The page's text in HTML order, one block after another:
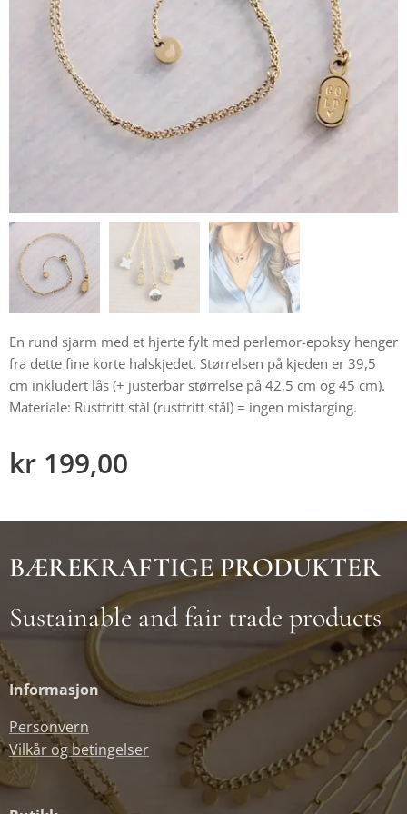
En rund sjarm med et hjerte fylt med perlemor-epoksy henger
fra dette fine korte halskjedet. Størrelsen på kjeden er 39,5
cm inkludert lås (+ justerbar størrelse på 42,5 cm og 45 cm).
Materiale: Rustfritt stål (rustfritt stål) = ingen misfarging.
kr 199,00
BÆREKRAFTIGE PRODUKTER
Sustainable and fair trade products
Informasjon
Personvern
Vilkår og betingelser